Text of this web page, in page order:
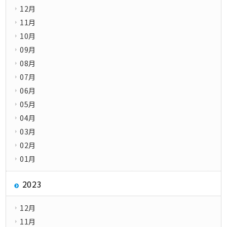
12月
11月
10月
09月
08月
07月
06月
05月
04月
03月
02月
01月
2023
12月
11月